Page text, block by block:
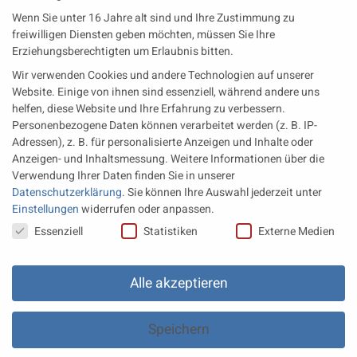
Wärme aus der Tiefe MTU heizt künftig mit Geothermie
MAN Engines bringt D3872 für die Stromversorgung im
Marinebereich
Eine neue Generation von Perkins Marinemotoren startet den
operativen Testbetrieb
Rechtliches
Impressum
Datenschutz
Datenschutz Einstellungen
Wenn Sie unter 16 Jahre alt sind und Ihre Zustimmung zu
freiwilligen Diensten geben möchten, müssen Sie Ihre
Erziehungsberechtigten um Erlaubnis bitten.
Wir verwenden Cookies und andere Technologien auf unserer
Website. Einige von ihnen sind essenziell, während andere uns
helfen, diese Website und Ihre Erfahrung zu verbessern.
Personenbezogene Daten können verarbeitet werden (z. B. IP-
Adressen), z. B. für personalisierte Anzeigen und Inhalte oder
Anzeigen- und Inhaltsmessung.Weitere Informationen über die
Verwendung Ihrer Daten finden Sie in unserer
Datenschutzerklärung.Sie können Ihre Auswahl jederzeit unter
Einstellungenwiderrufen oder anpassen.
Datenschutzeinstellungen
Essenziell Statistiken Externe Medien
Alle akzeptieren
Speichern